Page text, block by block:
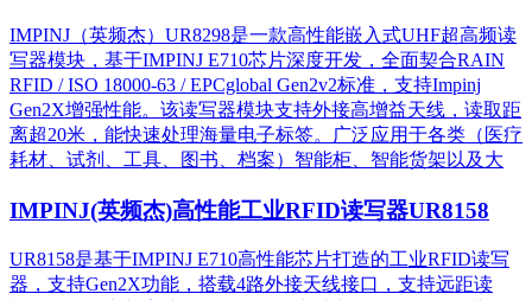
IMPINJ（英频杰）UR8298是一款高性能嵌入式UHF超高频读
写器模块，基于IMPINJ E710芯片深度开发，全面契合RAIN
RFID / ISO 18000-63 / EPCglobal Gen2v2标准，支持Impinj
Gen2X增强性能。该读写器模块支持外接高增益天线，读取距
离超20米，能快速处理海量电子标签。广泛应用于各类（医疗
耗材、试剂、工具、图书、档案）智能柜、智能货架以及大
IMPINJ(英频杰)高性能工业RFID读写器UR8158
UR8158是基于IMPINJ E710高性能芯片打造的工业RFID读写
器，支持Gen2X功能，搭载4路外接天线接口，支持远距读